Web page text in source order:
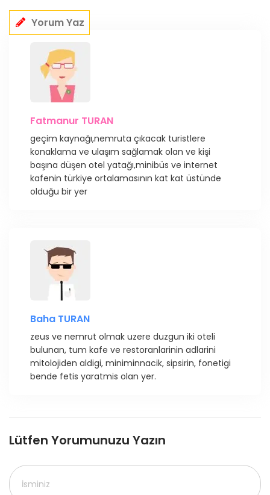
Yorum Yaz
Fatmanur TURAN
geçim kaynağı,nemruta çıkacak turistlere
konaklama ve ulaşım sağlamak olan ve kişi
başına düşen otel yatağı,minibüs ve internet
kafenin türkiye ortalamasının kat kat üstünde
olduğu bir yer
Baha TURAN
zeus ve nemrut olmak uzere duzgun iki oteli
bulunan, tum kafe ve restoranlarinin adlarini
mitolojiden aldigi, miniminnacik, sipsirin, fonetigi
bende fetis yaratmis olan yer.
Lütfen Yorumunuzu Yazın